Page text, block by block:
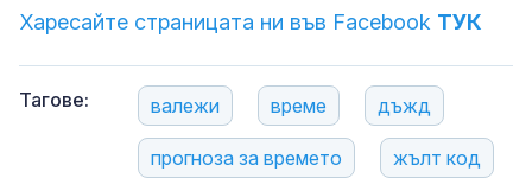
Харесайте страницата ни във Facebook ТУК
Тагове: валежи време дъжд
прогноза за времето жълт код